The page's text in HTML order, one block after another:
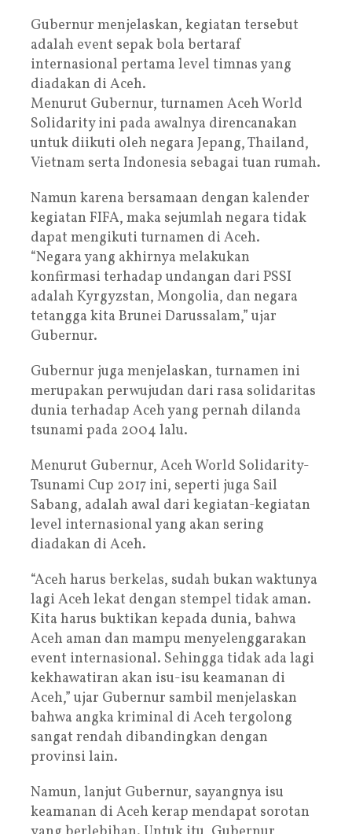
Gubernur menjelaskan, kegiatan tersebut
adalah event sepak bola bertaraf
internasional pertama level timnas yang
diadakan di Aceh.
Menurut Gubernur, turnamen Aceh World
Solidarity ini pada awalnya direncanakan
untuk diikuti oleh negara Jepang, Thailand,
Vietnam serta Indonesia sebagai tuan rumah.
Namun karena bersamaan dengan kalender
kegiatan FIFA, maka sejumlah negara tidak
dapat mengikuti turnamen di Aceh.
“Negara yang akhirnya melakukan
konfirmasi terhadap undangan dari PSSI
adalah Kyrgyzstan, Mongolia, dan negara
tetangga kita Brunei Darussalam,” ujar
Gubernur.
Gubernur juga menjelaskan, turnamen ini
merupakan perwujudan dari rasa solidaritas
dunia terhadap Aceh yang pernah dilanda
tsunami pada 2004 lalu.
Menurut Gubernur, Aceh World Solidarity-
Tsunami Cup 2017 ini, seperti juga Sail
Sabang, adalah awal dari kegiatan-kegiatan
level internasional yang akan sering
diadakan di Aceh.
“Aceh harus berkelas, sudah bukan waktunya
lagi Aceh lekat dengan stempel tidak aman.
Kita harus buktikan kepada dunia, bahwa
Aceh aman dan mampu menyelenggarakan
event internasional. Sehingga tidak ada lagi
kekhawatiran akan isu-isu keamanan di
Aceh,” ujar Gubernur sambil menjelaskan
bahwa angka kriminal di Aceh tergolong
sangat rendah dibandingkan dengan
provinsi lain.
Namun, lanjut Gubernur, sayangnya isu
keamanan di Aceh kerap mendapat sorotan